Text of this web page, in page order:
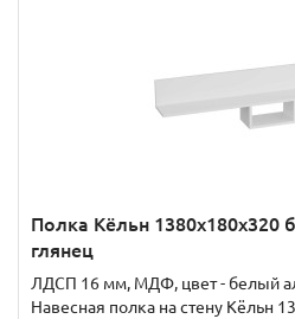
Полка Кёльн 1380x180x320
глянец
ЛДСП 16 мм, МДФ, цвет - белый
Навесная полка на стену Кёльн